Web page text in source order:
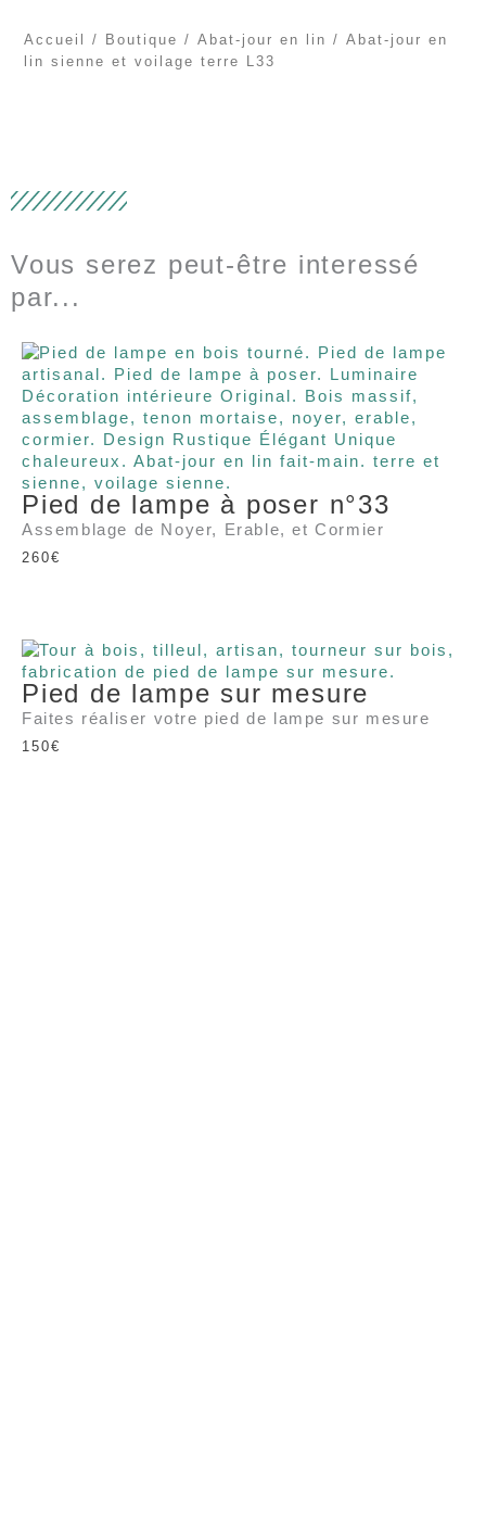
Accueil / Boutique /Abat-jour en lin / Abat-jour en
lin sienne et voilage terre L33
Vous serez peut-être interessé
par...
Pied de lampe à poser n°33
Assemblage de Noyer, Erable, et Cormier
260€
Pied de lampe sur mesure
Faites réaliser votre pied de lampe sur mesure
150€